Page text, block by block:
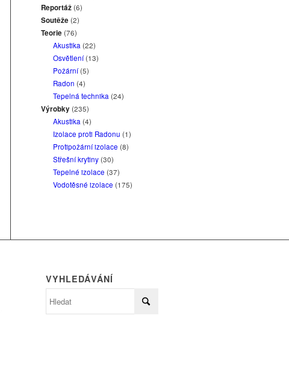
Reportáž(6)
Soutěže (2)
Teorie (76)
Akustika (22)
Osvětlení(13)
Požární(5)
Radon (4)
Tepelná technika (24)
Výrobky(235)
Akustika (4)
Izolace proti Radonu (1)
Protipožární izolace (8)
Střešní krytiny(30)
Tepelné izolace (37)
Vodotěsné izolace (175)
VYHLEDÁVÁNÍ